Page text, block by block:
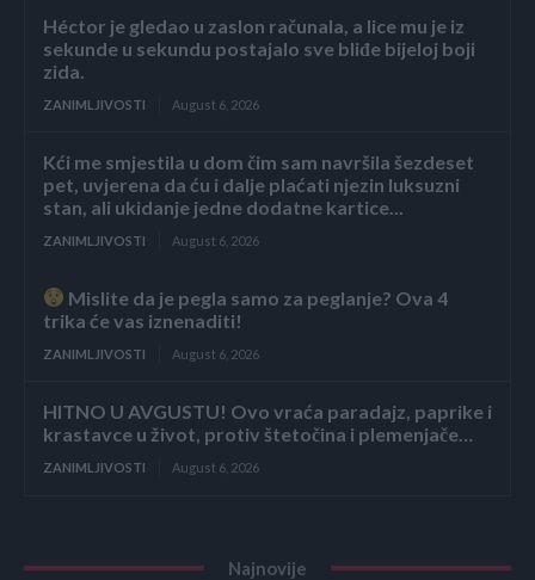
Héctor je gledao u zaslon računala, a lice mu je iz
sekunde u sekundu postajalo sve bliđe bijeloj boji
zida.
ZANIMLJIVOSTI August 6, 2026
Kći me smjestila u dom čim sam navršila šezdeset
pet, uvjerena da ću i dalje plaćati njezin luksuzni
stan, ali ukidanje jedne dodatne kartice...
ZANIMLJIVOSTI August 6, 2026
Mislite da je pegla samo za peglanje? Ova 4
trika će vas iznenaditi!
ZANIMLJIVOSTI August 6, 2026
HITNO U AVGUSTU! Ovo vraća paradajz, paprike i
krastavce u život, protiv štetočina i plemenjače…
ZANIMLJIVOSTI August 6, 2026
Najnovije